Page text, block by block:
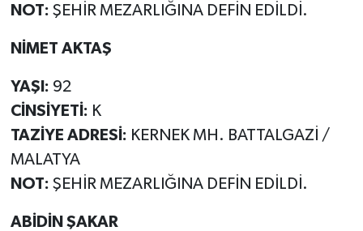
NOT: ŞEHİR MEZARLIĞINA DEFİN EDİLDİ.
NİMET AKTAŞ
YAŞI: 92
CİNSİYETİ: K
TAZİYE ADRESİ: KERNEK MH. BATTALGAZİ /
MALATYA
NOT: ŞEHİR MEZARLIĞINA DEFİN EDİLDİ.
ABİDİN ŞAKAR